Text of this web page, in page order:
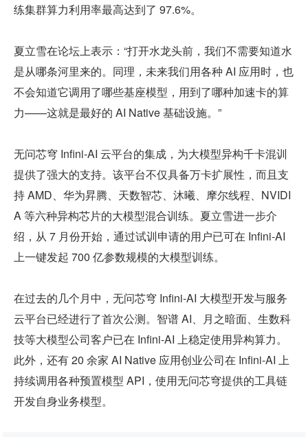
练集群算力利用率最高达到了 97.6%。
夏立雪在论坛上表示：“打开水龙头前，我们不需要知道水
是从哪条河里来的。同理，未来我们用各种 AI 应用时，也
不会知道它调用了哪些基座模型，用到了哪种加速卡的算
力——这就是最好的 AI Native 基础设施。”
无问芯穹 Infini-AI 云平台的集成，为大模型异构千卡混训
提供了强大的支持。该平台不仅具备万卡扩展性，而且支
持 AMD、华为昇腾、天数智芯、沐曦、摩尔线程、NVIDI
A 等六种异构芯片的大模型混合训练。夏立雪进一步介
绍，从 7 月份开始，通过试训申请的用户已可在 Infini-AI
上一键发起 700 亿参数规模的大模型训练。
在过去的几个月中，无问芯穹 Infini-AI 大模型开发与服务
云平台已经进行了首次公测。智谱 AI、月之暗面、生数科
技等大模型公司客户已在 Infini-AI 上稳定使用异构算力。
此外，还有 20 余家 AI Native 应用创业公司在 Infini-AI 上
持续调用各种预置模型 API，使用无问芯穹提供的工具链
开发自身业务模型。